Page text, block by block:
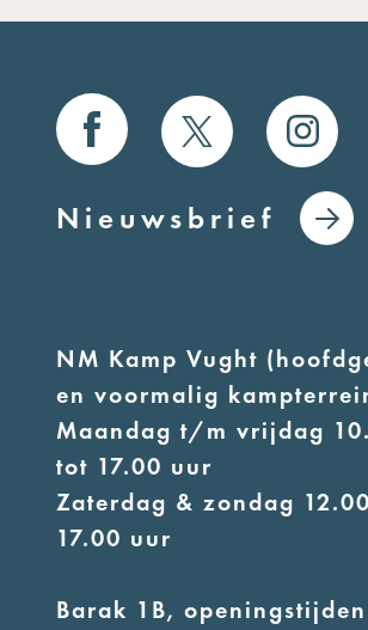
Nieuwsbrief
NM Kamp Vught
en voormalig
Maandag t/m vrijdag
tot 17.00 uur
Zaterdag & zondag
17.00 uur
Barak 1B,